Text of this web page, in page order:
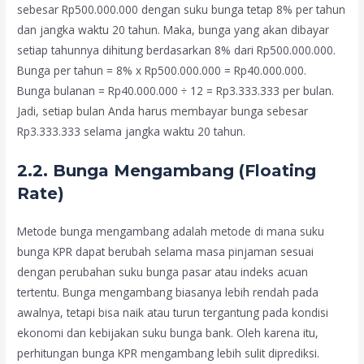
sebesar Rp500.000.000 dengan suku bunga tetap 8% per tahun
dan jangka waktu 20 tahun. Maka, bunga yang akan dibayar
setiap tahunnya dihitung berdasarkan 8% dari Rp500.000.000.
Bunga per tahun = 8% x Rp500.000.000 = Rp40.000.000.
Bunga bulanan = Rp40.000.000 ÷ 12 = Rp3.333.333 per bulan.
Jadi, setiap bulan Anda harus membayar bunga sebesar
Rp3.333.333 selama jangka waktu 20 tahun.
2.2. Bunga Mengambang (Floating
Rate)
Metode bunga mengambang adalah metode di mana suku
bunga KPR dapat berubah selama masa pinjaman sesuai
dengan perubahan suku bunga pasar atau indeks acuan
tertentu. Bunga mengambang biasanya lebih rendah pada
awalnya, tetapi bisa naik atau turun tergantung pada kondisi
ekonomi dan kebijakan suku bunga bank. Oleh karena itu,
perhitungan bunga KPR mengambang lebih sulit diprediksi.